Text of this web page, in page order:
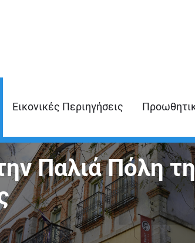
Εικονικές Περιηγήσεις
Παλιά Πόλη